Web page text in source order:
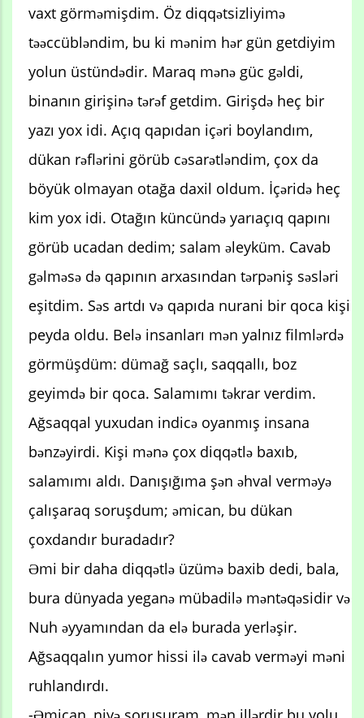
vaxt görməmişdim. Öz diqqətsizliyimə
təəccübləndim, bu ki mənim hər gün getdiyim
yolun üstündədir. Maraq mənə güc gəldi,
binanın girişinə tərəf getdim. Girişdə heç bir
yazı yox idi. Açıq qapıdan içəri boylandım,
dükan rəflərini görüb cəsarətləndim, çox da
böyük olmayan otağa daxil oldum. İçəridə heç
kim yox idi. Otağın küncündə yarıaçıq qapını
görüb ucadan dedim; salam əleyküm. Cavab
gəlməsə də qapının arxasından tərpəniş səsləri
eşitdim. Səs artdı və qapıda nurani bir qoca kişi
peyda oldu. Belə insanları mən yalnız filmlərdə
görmüşdüm: dümağ saçlı, saqqallı, boz
geyimdə bir qoca. Salamımı təkrar verdim.
Ağsaqqal yuxudan indicə oyanmış insana
bənzəyirdi. Kişi mənə çox diqqətlə baxıb,
salamımı aldı. Danışığıma şən əhval verməyə
çalışaraq soruşdum; əmican, bu dükan
çoxdandır buradadır?
Əmi bir daha diqqətlə üzümə baxib dedi, bala,
bura dünyada yeganə mübadilə məntəqəsidir və
Nuh əyyamından da elə burada yerləşir.
Ağsaqqalın yumor hissi ilə cavab verməyi məni
ruhlandırdı.